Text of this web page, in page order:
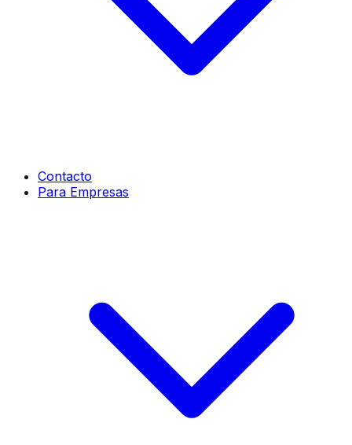
Contacto
Para Empresas